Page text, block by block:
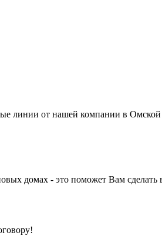
линии от нашей компании в
домах - это поможет Вам сделать